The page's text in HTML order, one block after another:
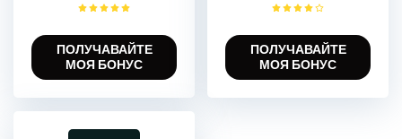
ПОЛУЧАВАЙТЕ
МОЯ БОНУС
ПОЛУЧАВАЙТЕ
МОЯ БОНУС